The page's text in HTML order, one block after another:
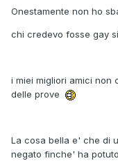
Onestamente non ho
chi credevo fosse gay
i miei migliori amici non
delle prove
La cosa bella e' che di
negato finche' ha